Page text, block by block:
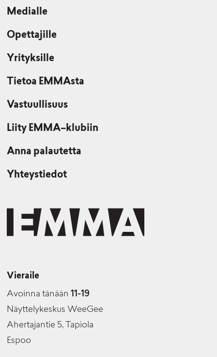
Medialle
Opettajille
Yrityksille
Tietoa EMMAsta
Vastuullisuus
Liity EMMA–klubiin
Anna palautetta
Yhteystiedot
Vieraile
Avoinna tänään 11-19
Näyttelykeskus WeeGee
Ahertajantie 5, Tapiola
Espoo